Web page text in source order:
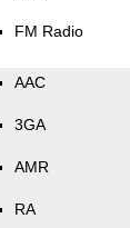
FM Radio
AAC
3GA
AMR
RA